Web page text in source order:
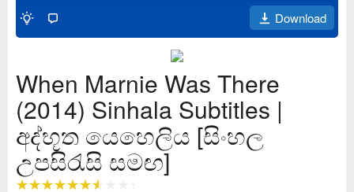
Download
When Marnie Was There
(2014) Sinhala Subtitles |
අද්භූත යෙහෙලිය [සිංහල
උපසිරැසි සමඟ]